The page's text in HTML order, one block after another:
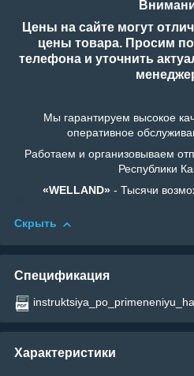
Цены на сайте могут
цены товара. Просим
телефона и уточнить
Мы гарантируем высокое
оперативное
Работаем и организовываем
Республики
«WELLAND»- Тысячи
Скрыть
Спецификация
Характеристики